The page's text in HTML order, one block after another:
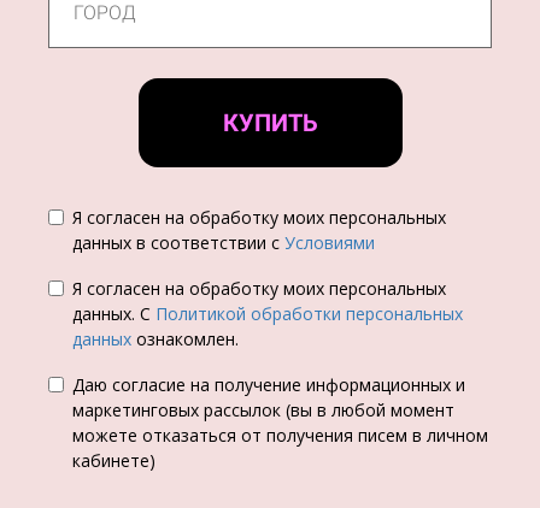
КУПИТЬ
Я согласен на обработку моих персональных
данных в соответствии с Условиями
Я согласен на обработку моих персональных
данных. С Политикой обработки персональных
данных ознакомлен.
Даю согласие на получение информационных и
маркетинговых рассылок (вы в любой момент
можете отказаться от получения писем в личном
кабинете)